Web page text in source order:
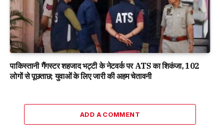
पाकिस्तानी गैंगस्टर शहजाद भट्टी के नेटवर्क पर ATS का शिकंजा, 102
लोगों से पूछताछ; युवाओं के लिए जारी की अहम चेतावनी
ADD A COMMENT